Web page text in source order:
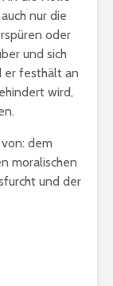
nur die
oder
und sich
er festhält an
wird,
dem
moralischen
und der